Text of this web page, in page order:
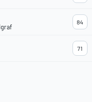
84
71